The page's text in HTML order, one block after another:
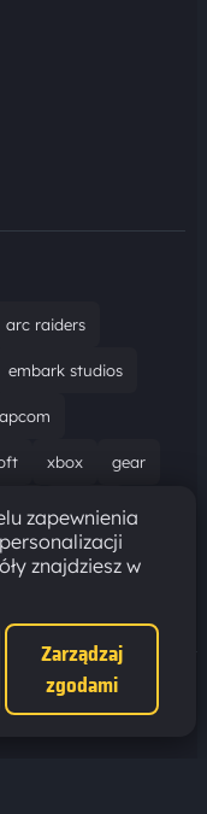
arc raiders
embark studios
xbox gear
ubisoft
gaming
zapewnienia
znajdziesz w
Zarządzaj
zgodami